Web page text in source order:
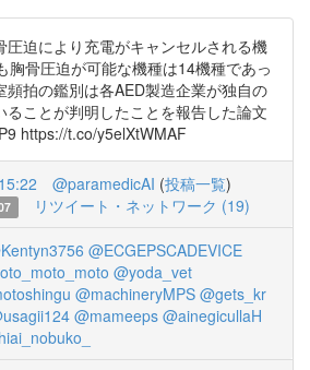
圧迫により充電がキャンセルされる機
胸骨圧迫が可能な機種は14機種であっ
頻拍の鑑別は各AED製造企業が独自の
ることが判明したことを報告した論文
https://t.co/y5elXtWMAF
@paramedicAI (投稿一覧)
リツイート・ネットワーク (19)
@ECGEPSCADEVICE
@yoda_vet
@machineryMPS @gets_kr
@mameeps @ainegicullaH